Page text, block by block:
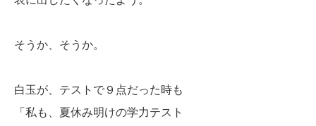
そうか、そうか。
白玉が、テストで９点だった時も
「私も、夏休み明けの学力テスト